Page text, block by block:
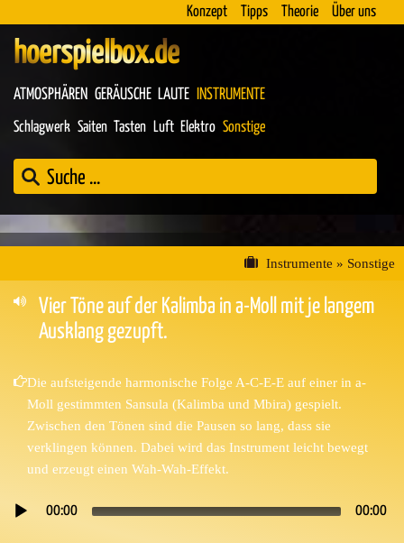
Konzept Tipps Theorie Über uns
hoerspielbox.de
ATMOSPHÄREN GERÄUSCHE LAUTE INSTRUMENTE
Schlagwerk Saiten Tasten Luft Elektro Sonstige
Instrumente » Sonstige
Vier Töne auf der Kalimba in a-Moll mit je langem
Ausklang gezupft.
Die aufsteigende harmonische Folge A-C-E-E auf einer in a-
Moll gestimmten Sansula (Kalimba und Mbira) gespielt.
Zwischen den Tönen sind die Pausen so lang, dass sie
verklingen können. Dabei wird das Instrument leicht bewegt
und erzeugt einen Wah-Wah-Effekt.
Audio-
00:00 00:00